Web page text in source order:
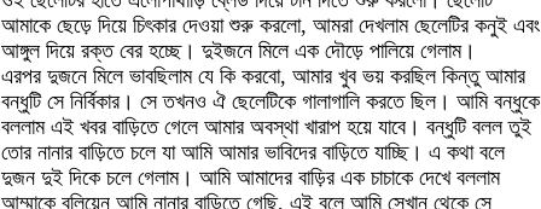
আমাকে ছেড়ে দিয়ে চিৎকার দেওয়া শুরু করলো, আমরা দেখলাম ছেলেটির কনুই এবং
আঙ্গুল দিয়ে রক্ত বের হচ্ছে। দুইজনে মিলে এক দৌড়ে পালিয়ে গেলাম।
এরপর দুজনে মিলে ভাবছিলাম যে কি করবো, আমার খুব ভয় করছিল কিন্তু আমার
বন্ধুটি সে নির্বিকার। সে তখনও ঐ ছেলেটিকে গালাগালি করতে ছিল। আমি বন্ধুকে
বললাম এই খবর বাড়িতে গেলে আমার অবস্থা খারাপ হয়ে যাবে। বন্ধুটি বলল তুই
তোর নানার বাড়িতে চলে যা আমি আমার ভাবিদের বাড়িতে যাচ্ছি। এ কথা বলে
দুজন দুই দিকে চলে গেলাম। আমি আমাদের বাড়ির এক চাচাকে দেখে বললাম
আম্মাকে বলিয়েন আমি নানার বাড়িতে গেছি, এই বলে আমি সেখান থেকে সে